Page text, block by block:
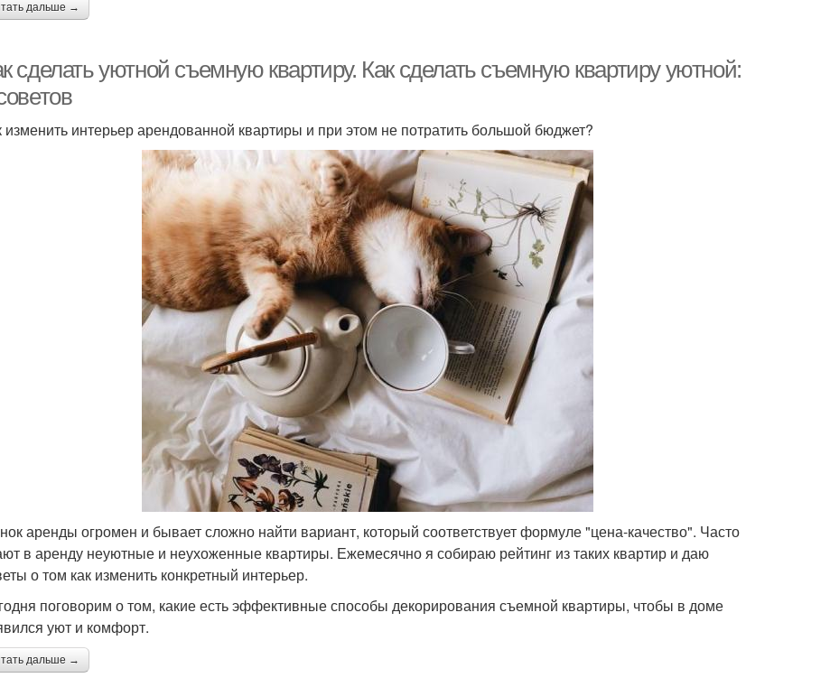
дальше →
сделать уютной съемную квартиру. Как сделать съемную квартиру уютной:
изменить интерьер арендованной квартиры и при этом не потратить большой бюджет?
аренды огромен и бывает сложно найти вариант, который соответствует формуле "цена-качество". Часто
в аренду неуютные и неухоженные квартиры. Ежемесячно я собираю рейтинг из таких квартир и даю
о том как изменить конкретный интерьер.
поговорим о том, какие есть эффективные способы декорирования съемной квартиры, чтобы в доме
уют и комфорт.
дальше →